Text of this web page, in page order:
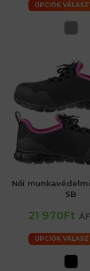
OPCIÓK
Női
SB
21 970Ft
OPCIÓK